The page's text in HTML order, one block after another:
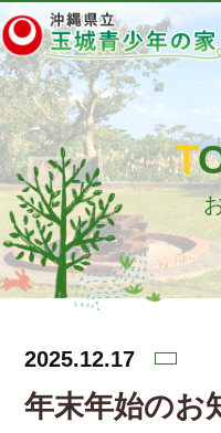
年末年始のお
2025.12.17